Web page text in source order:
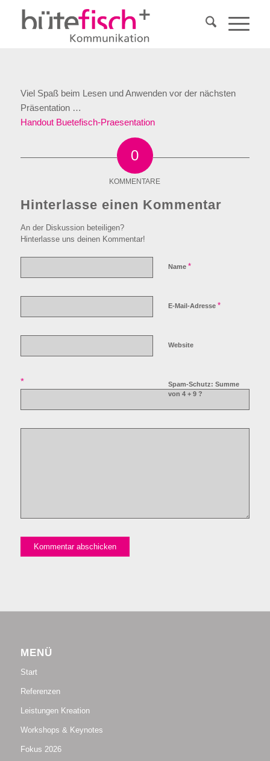
Viel Spaß beim Lesen und Anwenden vor der nächsten
Präsentation …
Handout Buetefisch-Praesentation
0
KOMMENTARE
Hinterlasse einen Kommentar
An der Diskussion beteiligen?
Hinterlasse uns deinen Kommentar!
Name *
E-Mail-Adresse *
Website
Spam-Schutz: Summe
von 4 + 9 ?
*
MENÜ
Start
Referenzen
Leistungen Kreation
Workshops & Keynotes
Fokus 2026